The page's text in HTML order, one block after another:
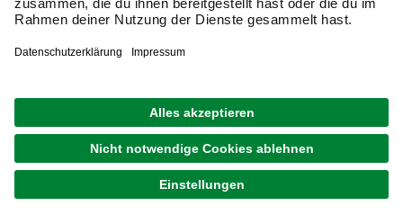
oben am Fensterflügel. Sichtschutz oder Beschattung
oben nach unten ziehst. Benötigst Du nur im unteren
musst Du das gesamte Glas abdecken. Mit einem Plissee
am Fenster bist Du
erheblich flexibler
Führung oben und unten am Fensterrahmen befestigen
(verspanntes Plissee) und den Stoff über zwei Schienen
am oberen und unteren Ende frei bewegen.